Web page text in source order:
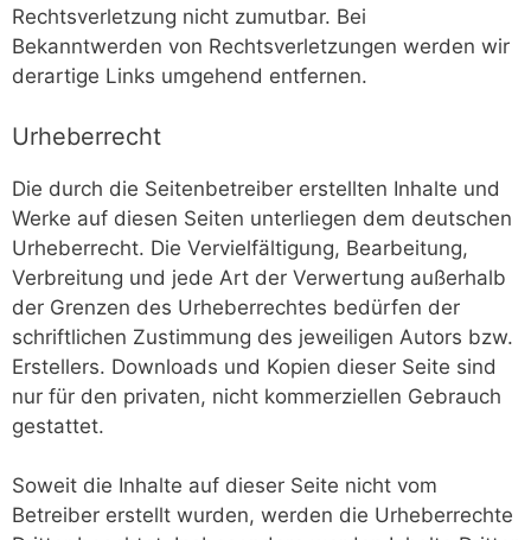
Rechtsverletzung nicht zumutbar. Bei
Bekanntwerden von Rechtsverletzungen werden wir
derartige Links umgehend entfernen.
Urheberrecht
Die durch die Seitenbetreiber erstellten Inhalte und
Werke auf diesen Seiten unterliegen dem deutschen
Urheberrecht. Die Vervielfältigung, Bearbeitung,
Verbreitung und jede Art der Verwertung außerhalb
der Grenzen des Urheberrechtes bedürfen der
schriftlichen Zustimmung des jeweiligen Autors bzw.
Erstellers. Downloads und Kopien dieser Seite sind
nur für den privaten, nicht kommerziellen Gebrauch
gestattet.
Soweit die Inhalte auf dieser Seite nicht vom
Betreiber erstellt wurden, werden die Urheberrechte